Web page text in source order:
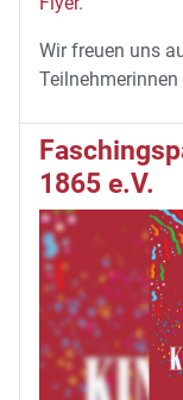
Wir freuen uns
1865 e.V.